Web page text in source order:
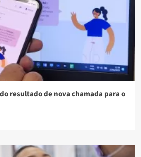
resultado de nova chamada para o